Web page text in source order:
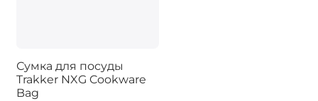
Сумка для посуды
Trakker NXG Cookware
Bag